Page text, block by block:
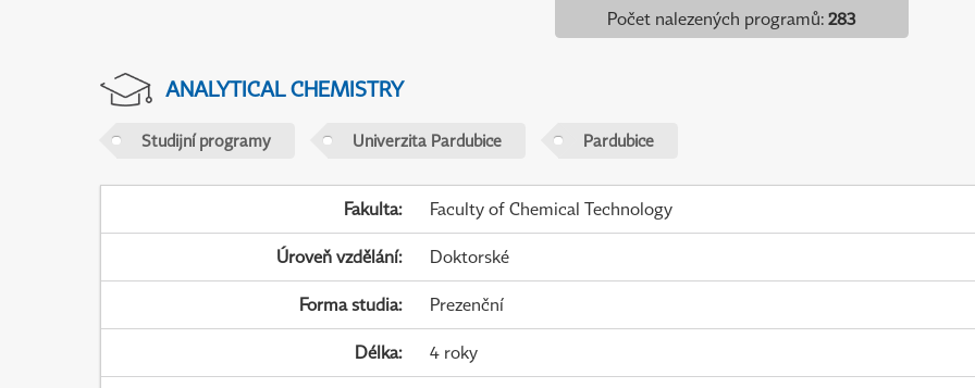
Počet nalezených programů: 283
ANALYTICAL CHEMISTRY
Studijní programy Univerzita Pardubice Pardubice
Fakulta: Faculty of Chemical Technology
Úroveň vzdělání: Doktorské
Forma studia: Prezenční
Délka: 4 roky